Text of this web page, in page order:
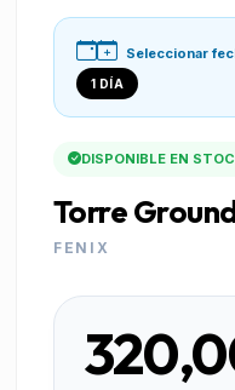
Seleccionar
1 DÍA
DISPONIBLE EN
Torre
FENIX